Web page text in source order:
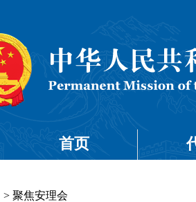
首页
> 聚焦安理会